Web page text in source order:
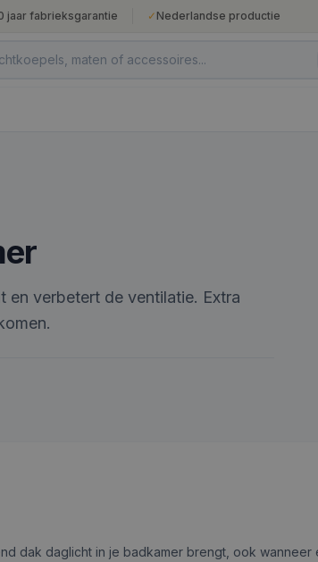
jaar fabrieksgarantie ✓ Nederlandse productie
en verbetert de ventilatie. Extra
dak daglicht in je badkamer brengt, ook wanneer